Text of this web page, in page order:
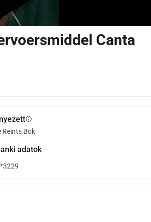
Canta
info
Reints Bok
adatok